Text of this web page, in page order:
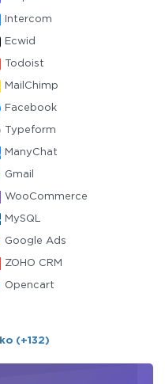
Intercom
Ecwid
Todoist
MailChimp
Facebook
Typeform
ManyChat
Gmail
WooCommerce
MySQL
Google Ads
ZOHO CRM
Opencart
(+132)